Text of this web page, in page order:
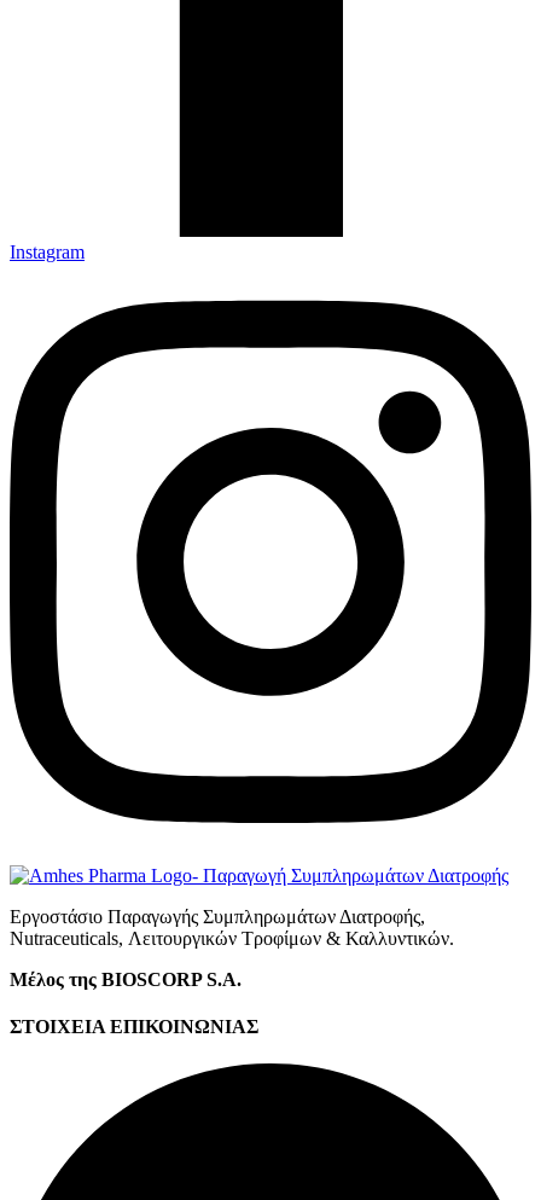
Instagram
Εργοστάσιο Παραγωγής Συμπληρωμάτων Διατροφής,
Νutraceuticals, Λειτουργικών Τροφίμων & Καλλυντικών.
Μέλος της BIOSCORP S.A.
ΣΤΟΙΧΕΙΑ ΕΠΙΚΟΙΝΩΝΙΑΣ